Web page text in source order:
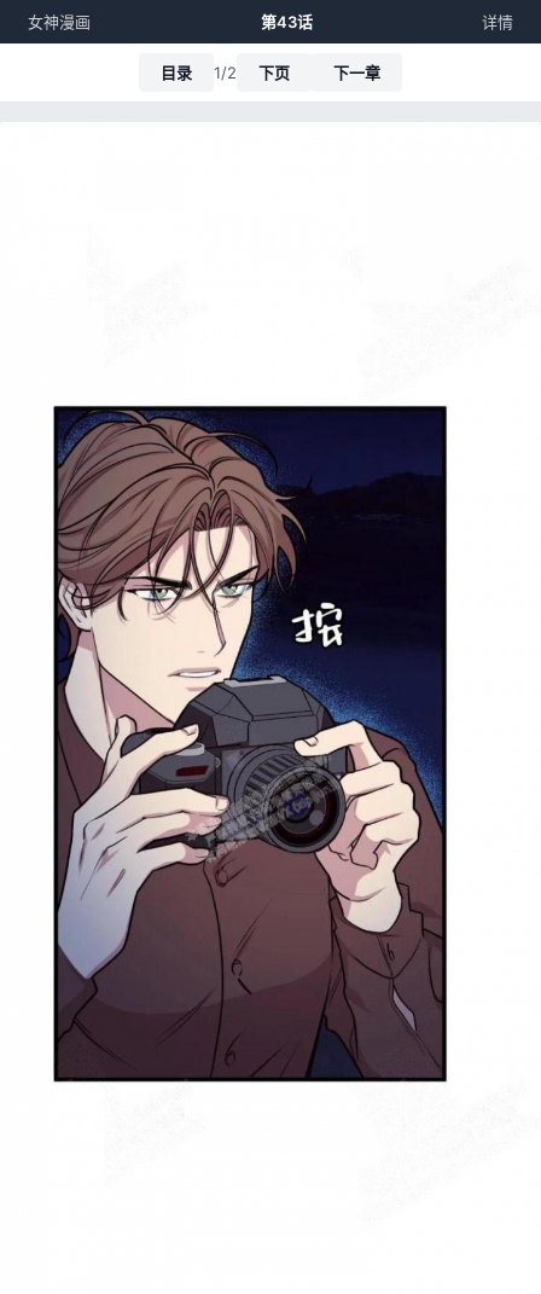
女神漫画 第43话 详情
目录 1/2 下页 下一章